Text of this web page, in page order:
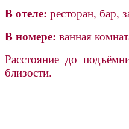
В отеле: ресторан, бар,
В номере: ванная
Расстояние до п
близости.